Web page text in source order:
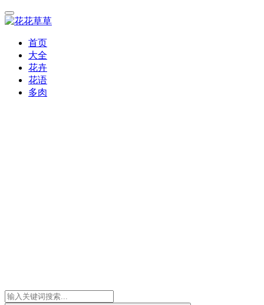
首页
大全
花卉
花语
多肉